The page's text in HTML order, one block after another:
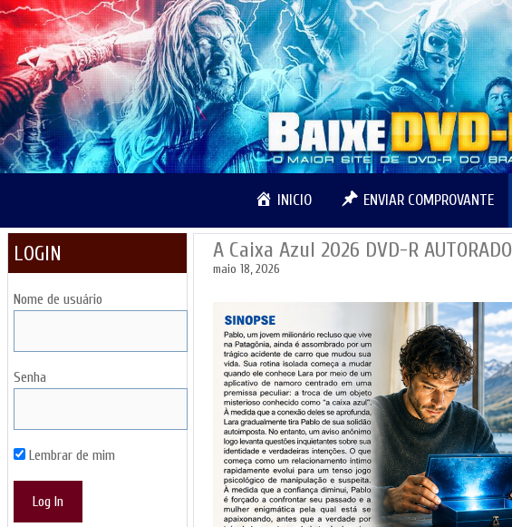
Pular
para
o
conteúdo
INICIO ENVIAR COMPROVANTE
A Caixa Azul 2026 DVD-R AUTORADO
maio 18, 2026
LOGIN
Nome de usuário
Senha
Lembrar de mim